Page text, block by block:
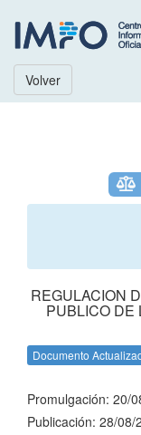
Volver
REGULACION
PUBLICO DE
Documento
Promulgación: 20/
Publicación: 28/08/